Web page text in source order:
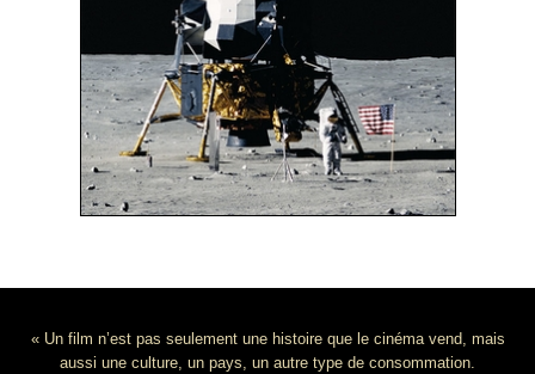
« Un film n’est pas seulement une histoire que le cinéma vend, mais
aussi une culture, un pays, un autre type de consommation.